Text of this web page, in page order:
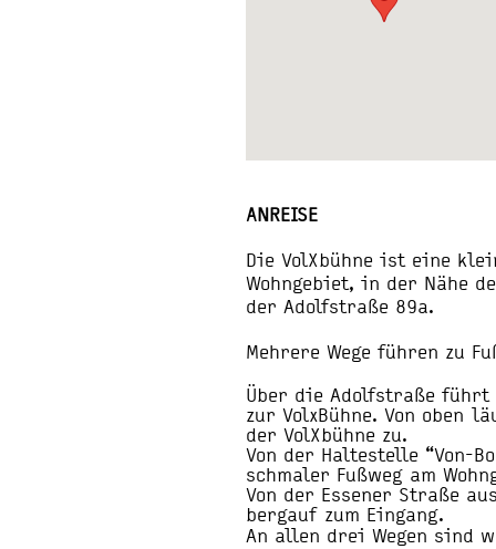
ANREISE
Die VolXbühne ist eine
Wohngebiet, in der Nähe
der Adolfstraße 89a.
Mehrere Wege führen zu
Über die Adolfstraße
zur VolxBühne. Von oben
der VolXbühne zu.
Von der Haltestelle “Von-
schmaler Fußweg am
Von der Essener Straße
bergauf zum Eingang.
An allen drei Wegen sind